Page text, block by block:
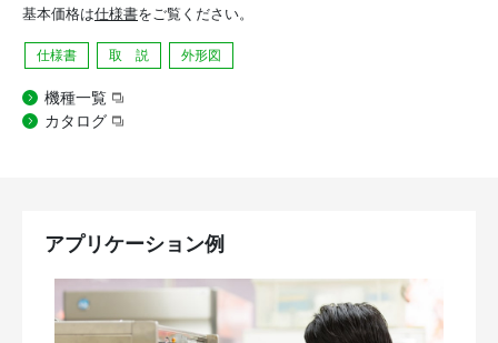
基本価格は仕様書をご覧ください。
仕様書 取 説 外形図
機種一覧
カタログ
アプリケーション例